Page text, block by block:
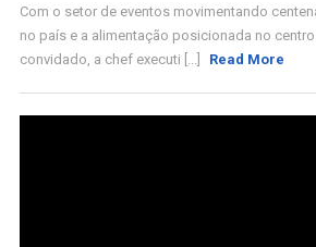
Com o setor de eventos movimentando
no país e a alimentação posicionada no
convidado, a chef executi [...]
Read More